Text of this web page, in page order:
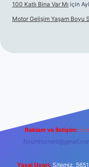
100 Katlı Bina Var Mı için
Motor Gelişim Yaşam Boyu
Reklam ve İletişim: E-
Yasal Uyarı: Sitemiz,